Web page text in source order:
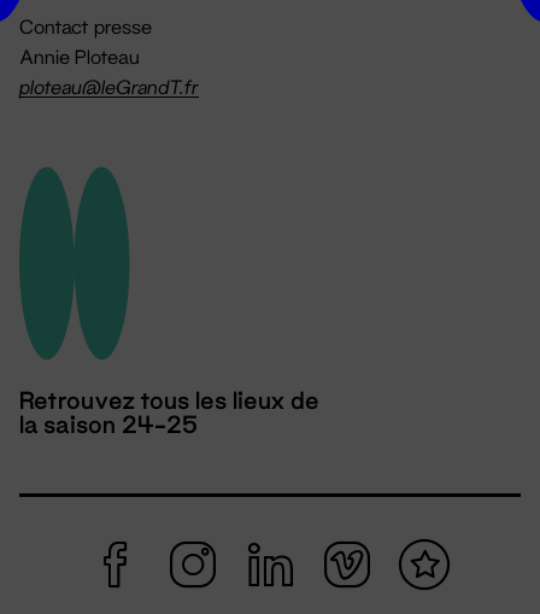
Contact presse
Annie Ploteau
ploteau@leGrandT.fr
Retrouvez tous les lieux de
la saison 24-25